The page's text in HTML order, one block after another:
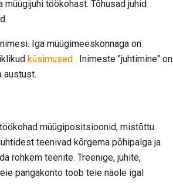
töökohast. Tõhusad juhid
Iga müügimeeskonnaga on
küsimused . Inimeste "juhtimine" on
austust.
müügipositsioonid, mistõttu
teenivad kõrgema põhipalga ja
rohkem teenite. Treenige, juhite,
pangakonto toob teie näole igal